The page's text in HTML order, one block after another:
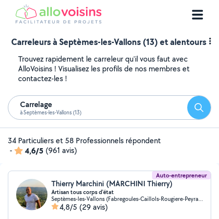
Carreleurs à Septèmes-les-Vallons (13) et alentours
Trouvez rapidement le carreleur qu'il vous faut avec
AlloVoisins ! Visualisez les profils de nos membres et
contactez-les !
Carrelage
à Septèmes-les-Vallons (13)
34 Particuliers et 58 Professionnels répondent
-
4,6/5 (961 avis)
Auto-entrepreneur
Thierry Marchini (MARCHINI Thierry)
Artisan tous corps d'état
Septèmes-les-Vallons (Fabregoules-Caillols-Rougiere-Peyrards)
4,8/5 (29 avis)